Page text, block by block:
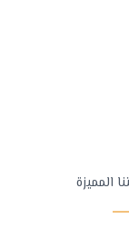
المميزة